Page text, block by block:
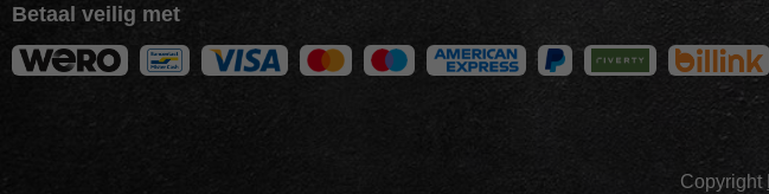
Betaal veilig met
Copyright